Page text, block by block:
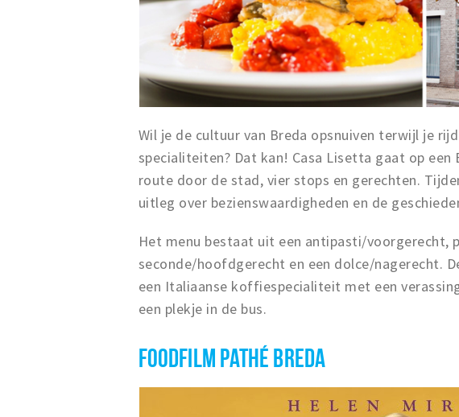
Wil je de cultuur van Breda opsnuiven terwijl je
specialiteiten? Dat kan! Casa Lisetta gaat op
route door de stad, vier stops en gerechten.
uitleg over bezienswaardigheden en de
Het menu bestaat uit een antipasti/voorgerecht,
seconde/hoofdgerecht en een dolce/nagerecht.
een Italiaanse koffiespecialiteit met een
een plekje in de bus.
FOODFILM PATHÉ BREDA